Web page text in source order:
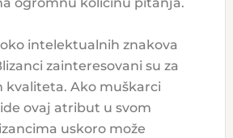
intelektualnih znakova
zainteresovani su za
kvaliteta. Ako muškarci
ovaj atribut u svom
uskoro može